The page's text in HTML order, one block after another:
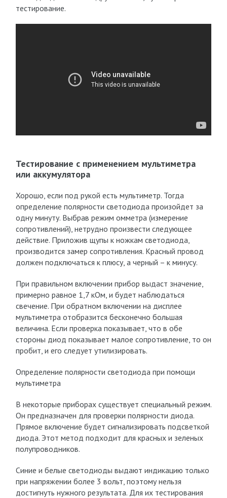
тестирование.
Тестирование с применением мультиметра
или аккумулятора
Хорошо, если под рукой есть мультиметр. Тогда
определение полярности светодиода произойдет за
одну минуту. Выбрав режим омметра (измерение
сопротивлений), нетрудно произвести следующее
действие. Приложив щупы к ножкам светодиода,
производится замер сопротивления. Красный провод
должен подключаться к плюсу, а черный – к минусу.
При правильном включении прибор выдаст значение,
примерно равное 1,7 кОм, и будет наблюдаться
свечение. При обратном включении на дисплее
мультиметра отобразится бесконечно большая
величина. Если проверка показывает, что в обе
стороны диод показывает малое сопротивление, то он
пробит, и его следует утилизировать.
Определение полярности светодиода при помощи
мультиметра
В некоторые приборах существует специальный режим.
Он предназначен для проверки полярности диода.
Прямое включение будет сигнализировать подсветкой
диода. Этот метод подходит для красных и зеленых
полупроводников.
Синие и белые светодиоды выдают индикацию только
при напряжении более 3 вольт, поэтому нельзя
достигнуть нужного результата. Для их тестирования